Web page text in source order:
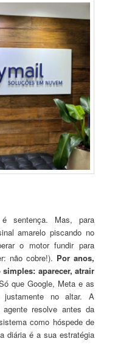
sentença. Mas, para
amarelo piscando no
o motor fundir para
não cobre!). Por anos,
aparecer, atrair
que Google, Meta e as
no altar. A
resolve antes da
como hóspede de
diária é a sua estratégia